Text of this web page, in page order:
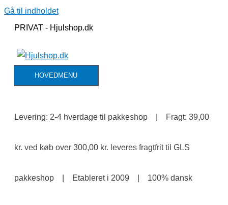
Gå til indholdet
PRIVAT - Hjulshop.dk
HOVEDMENU
Levering: 2-4 hverdage til pakkeshop | Fragt: 39,00
kr. ved køb over 300,00 kr. leveres fragtfrit til GLS
pakkeshop | Etableret i 2009 | 100% dansk